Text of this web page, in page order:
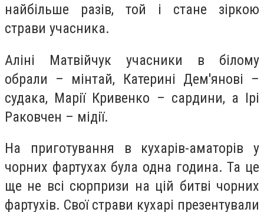
найбільше разів, той і стане зіркою
страви учасника.
Аліні Матвійчук учасники в білому
обрали – мінтай, Катерині Дем'янові –
судака, Марії Кривенко – сардини, а Ірі
Раковчен – мідії.
На приготування в кухарів-аматорів у
чорних фартухах була одна година. Та це
ще не всі сюрпризи на цій битві чорних
фартухів. Свої страви кухарі презентували